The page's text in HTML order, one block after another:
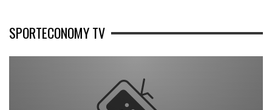
SPORTECONOMY TV